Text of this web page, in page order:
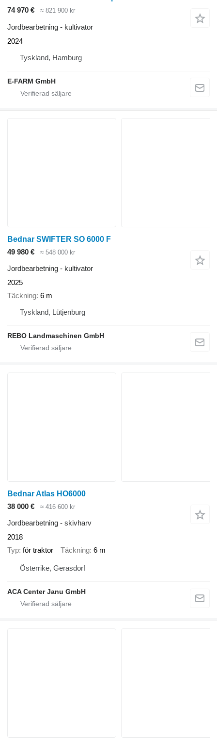
74 970 €
≈ 821 900 kr
Jordbearbetning - kultivator
2024
Tyskland, Hamburg
E-FARM GmbH
Bednar SWIFTER SO 6000 F
49 980 €
≈ 548 000 kr
Jordbearbetning - kultivator
2025
Täckning 6 m
Tyskland, Lütjenburg
REBO Landmaschinen GmbH
Bednar Atlas HO6000
38 000 €
≈ 416 600 kr
Jordbearbetning - skivharv
2018
Typ för traktor Täckning 6 m
Österrike, Gerasdorf
ACA Center Janu GmbH